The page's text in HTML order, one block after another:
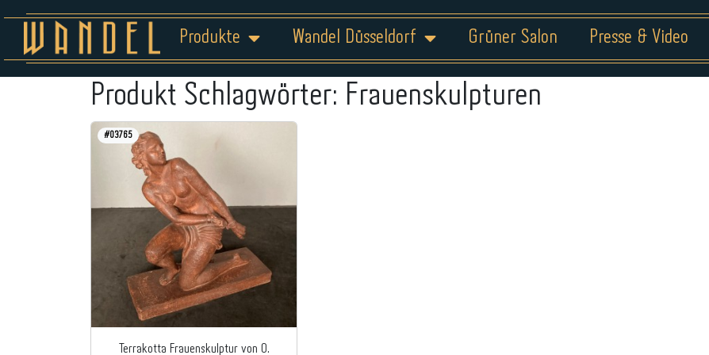
Produkte Wandel Düsseldorf Grüner Salon Presse & Video
Produkt Schlagwörter: Frauenskulpturen
#03765
Terrakotta Frauenskulptur von O.